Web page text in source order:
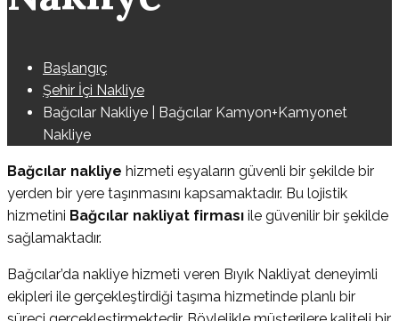
Başlangıç
Şehir İçi Nakliye
Bağcılar Nakliye | Bağcılar Kamyon+Kamyonet
Nakliye
Bağcılar nakliye hizmeti eşyaların güvenli bir şekilde bir
yerden bir yere taşınmasını kapsamaktadır. Bu lojistik
hizmetini Bağcılar nakliyat firması ile güvenilir bir şekilde
sağlamaktadır.
Bağcılar’da nakliye hizmeti veren Bıyık Nakliyat deneyimli
ekipleri ile gerçekleştirdiği taşıma hizmetinde planlı bir